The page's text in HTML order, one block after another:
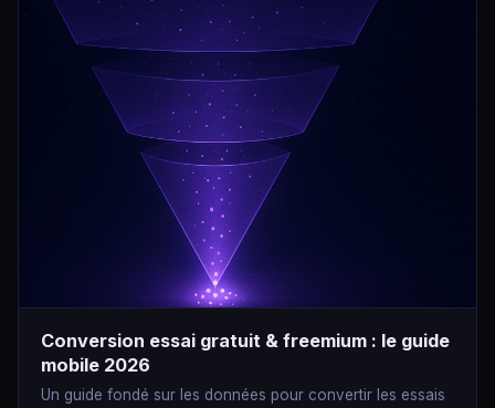
Conversion essai gratuit & freemium : le guide
mobile 2026
Un guide fondé sur les données pour convertir les essais